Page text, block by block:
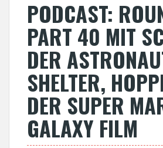
PODCAST:
PART 40 MIT
DER
SHELTER,
DER SUPER
GALAXY FILM